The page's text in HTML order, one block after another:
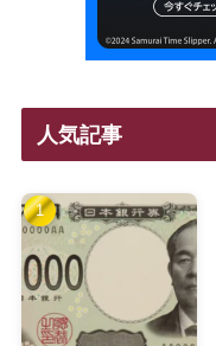
人気記事